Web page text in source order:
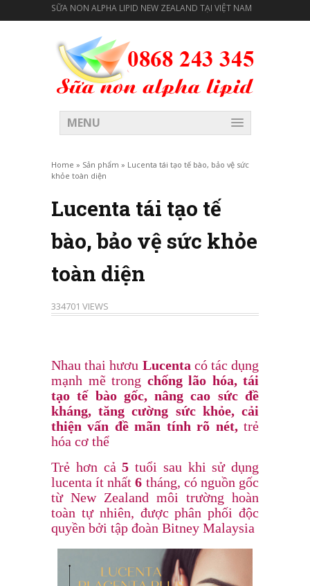
SỮA NON ALPHA LIPID NEW ZEALAND TẠI VIỆT NAM
MENU
Home » Sản phẩm » Lucenta tái tạo tế bào, bảo vệ sức
khỏe toàn diện
Lucenta tái tạo tế
bào, bảo vệ sức khỏe
toàn diện
334701 VIEWS
Nhau thai hươu Lucenta có tác dụng
mạnh mẽ trong chống lão hóa, tái
tạo tế bào gốc, nâng cao sức đề
kháng, tăng cường sức khỏe, cải
thiện vấn đề mãn tính rõ nét,trẻ
hóa cơ thể
Trẻ hơn cả5 tuổi sau khi sử dụng
lucenta ít nhất6 tháng, có nguồn gốc
từ New Zealand môi trường hoàn
toàn tự nhiên, được phân phối độc
quyền bởi tập đoàn Bitney Malaysia